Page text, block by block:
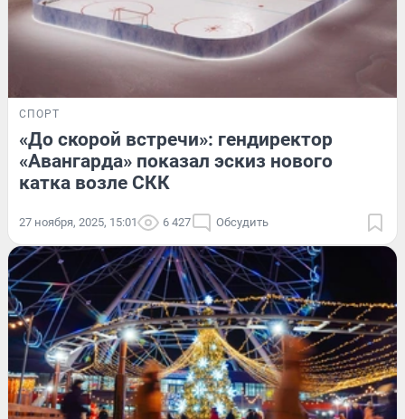
СПОРТ
«До скорой встречи»: гендиректор
«Авангарда» показал эскиз нового
катка возле СКК
27 ноября, 2025, 15:01 6 427 Обсудить